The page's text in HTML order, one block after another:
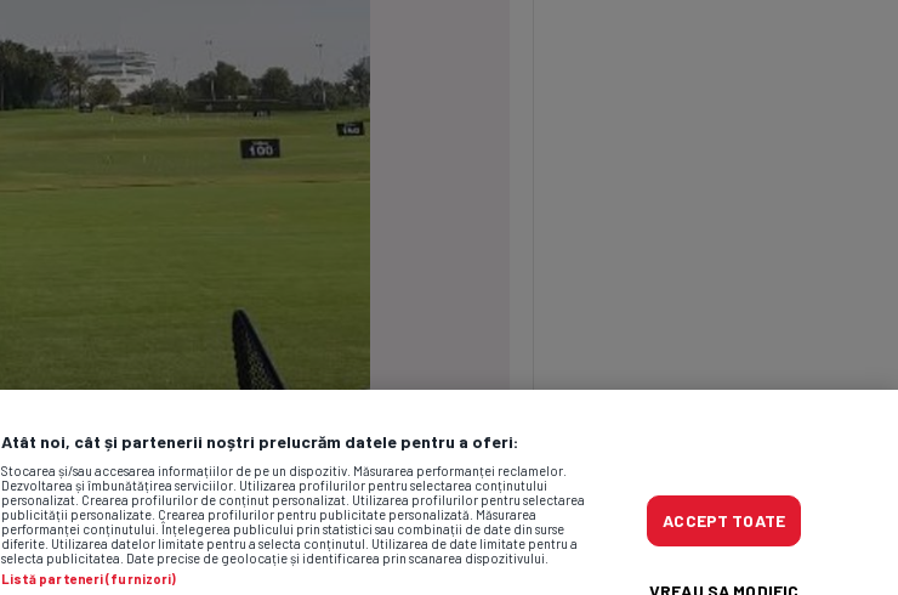
Atât noi, cât și partenerii noștri prelucrăm datele pentru a oferi:
Stocarea și/sau accesarea informațiilor de pe un dispozitiv. Măsurarea performanței reclamelor.
Dezvoltarea și îmbunătățirea serviciilor. Utilizarea profilurilor pentru selectarea conținutului
personalizat. Crearea profilurilor de conținut personalizat. Utilizarea profilurilor pentru selectarea
publicității personalizate. Crearea profilurilor pentru publicitate personalizată. Măsurarea
performanței conținutului. Înțelegerea publicului prin statistici sau combinații de date din surse
diferite. Utilizarea datelor limitate pentru a selecta conținutul. Utilizarea de date limitate pentru a
selecta publicitatea. Date precise de geolocație și identificarea prin scanarea dispozitivului.
Listă parteneri (furnizori)
ACCEPT TOATE
VREAU SA MODIFIC